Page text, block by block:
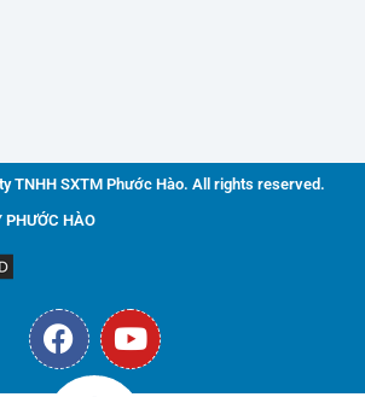
TNHH SXTM Phước Hào. All rights reserved.
PHƯỚC HÀO
F
a
c
Y
o
u